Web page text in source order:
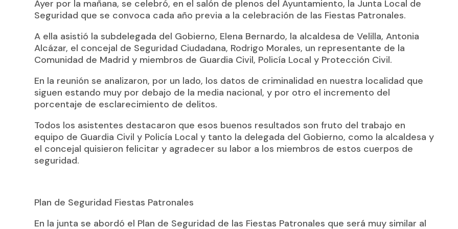
Ayer por la mañana, se celebró, en el salón de plenos del Ayuntamiento, la Junta Local de
Seguridad que se convoca cada año previa a la celebración de las Fiestas Patronales.
A ella asistió la subdelegada del Gobierno, Elena Bernardo, la alcaldesa de Velilla, Antonia
Alcázar, el concejal de Seguridad Ciudadana, Rodrigo Morales, un representante de la
Comunidad de Madrid y miembros de Guardia Civil, Policía Local y Protección Civil.
En la reunión se analizaron, por un lado, los datos de criminalidad en nuestra localidad que
siguen estando muy por debajo de la media nacional, y por otro el incremento del
porcentaje de esclarecimiento de delitos.
Todos los asistentes destacaron que esos buenos resultados son fruto del trabajo en
equipo de Guardia Civil y Policía Local y tanto la delegada del Gobierno, como la alcaldesa y
el concejal quisieron felicitar y agradecer su labor a los miembros de estos cuerpos de
seguridad.
Plan de Seguridad Fiestas Patronales
En la junta se abordó el Plan de Seguridad de las Fiestas Patronales que será muy similar al